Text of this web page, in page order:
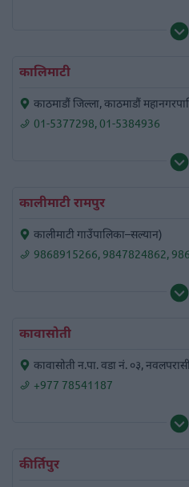
कालिमाटी
काठमाडौं जिल्ला, काठमाडौं
01-5377298, 01-5384936
कालीमाटी रामपुर
कालीमाटी गाउँपालिका–सल्यान)
9868915266, 9847824862,
कावासोती
कावासोती न.पा. वडा नं. ०३,
+977 78541187
कीर्तिपुर